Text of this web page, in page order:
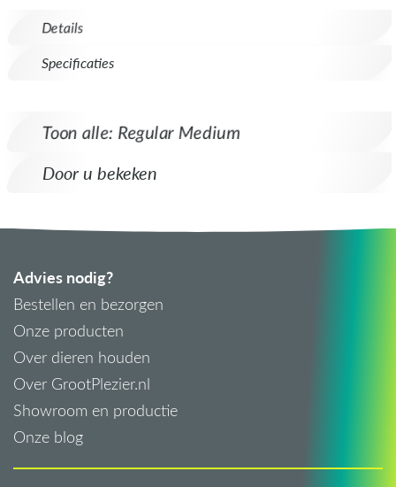
Details
Specificaties
Toon alle: Regular Medium
Door u bekeken
Advies nodig?
Bestellen en bezorgen
Onze producten
Over dieren houden
Over GrootPlezier.nl
Showroom en productie
Onze blog